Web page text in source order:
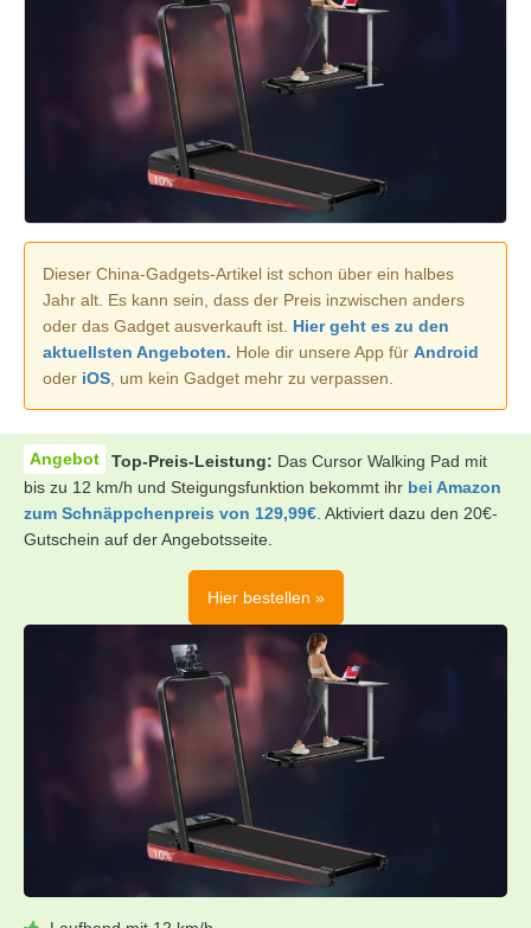
Dieser China-Gadgets-Artikel ist schon über ein halbes
Jahr alt. Es kann sein, dass der Preis inzwischen anders
oder das Gadget ausverkauft ist. Hier geht es zu den
aktuellsten Angeboten. Hole dir unsere App für Android
oder iOS, um kein Gadget mehr zu verpassen.
Top-Preis-Leistung: Das Cursor Walking Pad mit
bis zu 12 km/h und Steigungsfunktion bekommt ihr bei Amazon
zum Schnäppchenpreis von 129,99€. Aktiviert dazu den 20€-
Gutschein auf der Angebotsseite.
Hier bestellen »